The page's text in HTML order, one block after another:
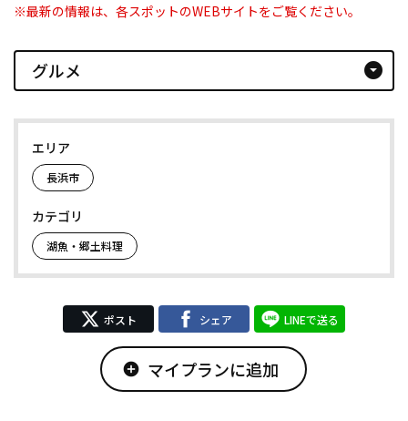
※最新の情報は、各スポットのWEBサイトをご覧ください。
グルメ arrow_drop_down_circle
エリア
長浜市
カテゴリ
湖魚・郷土料理
ポスト シェア LINEで送る
add_circle マイプランに追加